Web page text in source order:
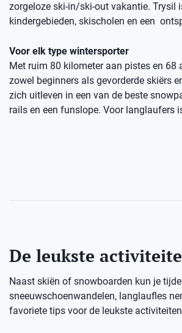
zorgeloze ski-in/ski-out vakantie. Trysil
kindergebieden, skischolen en een
Voor elk type wintersporter
Met ruim 80 kilometer aan pistes en
zowel beginners als gevorderde skiërs
zich uitleven in een van de beste
rails en een funslope. Voor langlaufers
De leukste
Naast skiën of snowboarden kun je
sneeuwschoenwandelen, langlaufles
favoriete tips voor de leukste